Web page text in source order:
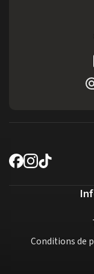
Conditions de